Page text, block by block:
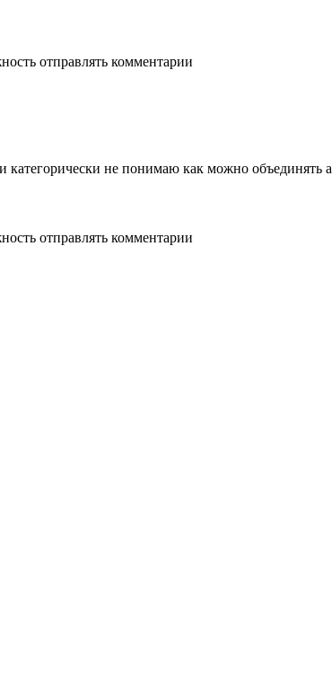
отправлять комментарии
категорически не понимаю как можно объединять
отправлять комментарии